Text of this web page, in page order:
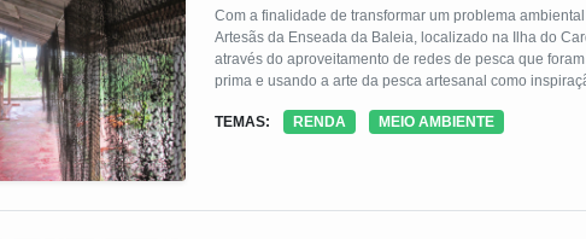
Com a finalidade de transformar um problema
Artesãs da Enseada da Baleia, localizado na Ilha do
através do aproveitamento de redes de pesca que
prima e usando a arte da pesca artesanal como
marinhos. Essa tecnologia pode ser reaplicada em
TEMAS: RENDA MEIO AMBIENTE